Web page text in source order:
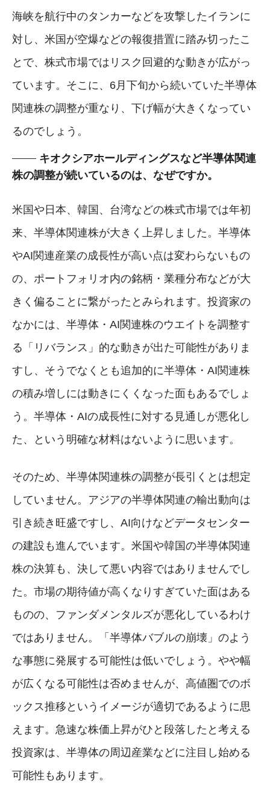
海峡を航行中のタンカーなどを攻撃したイランに
対し、米国が空爆などの報復措置に踏み切ったこ
とで、株式市場ではリスク回避的な動きが広がっ
ています。そこに、6月下旬から続いていた半導体
関連株の調整が重なり、下げ幅が大きくなってい
るのでしょう。
キオクシアホールディングスなど半導体関連
株の調整が続いているのは、なぜですか。
米国や日本、韓国、台湾などの株式市場では年初
来、半導体関連株が大きく上昇しました。半導体
やAI関連産業の成長性が高い点は変わらないもの
の、ポートフォリオ内の銘柄・業種分布などが大
きく偏ることに繋がったとみられます。投資家の
なかには、半導体・AI関連株のウエイトを調整す
る「リバランス」的な動きが出た可能性がありま
すし、そうでなくとも追加的に半導体・AI関連株
の積み増しには動きにくくなった面もあるでしょ
う。半導体・AIの成長性に対する見通しが悪化し
た、という明確な材料はないように思います。
そのため、半導体関連株の調整が長引くとは想定
していません。アジアの半導体関連の輸出動向は
引き続き旺盛ですし、AI向けなどデータセンター
の建設も進んでいます。米国や韓国の半導体関連
株の決算も、決して悪い内容ではありませんでし
た。市場の期待値が高くなりすぎていた面はある
ものの、ファンダメンタルズが悪化しているわけ
ではありません。「半導体バブルの崩壊」のよう
な事態に発展する可能性は低いでしょう。やや幅
が広くなる可能性は否めませんが、高値圏でのボ
ックス推移というイメージが適切であるように思
えます。急速な株価上昇がひと段落したと考える
投資家は、半導体の周辺産業などに注目し始める
可能性もあります。